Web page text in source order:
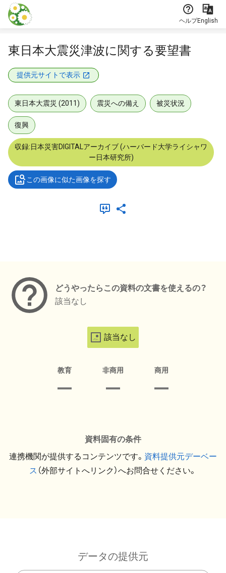
本文に飛ぶ
ヘルプEnglish
東日本大震災津波に関する要望書
提供元サイトで表示
東日本大震災 (2011) 震災への備え 被災状況
復興
収録:日本災害DIGITALアーカイブ (ハーバード大学ライシャワ
ー日本研究所)
この画像に似た画像を探す
どうやったらこの資料の文書を使えるの？
該当なし
該当なし
教育 非商用 商用
資料固有の条件
連携機関が提供するコンテンツです。 資料提供元デーベー
ス （外部サイトへリンク）へお問合せください。
データの提供元